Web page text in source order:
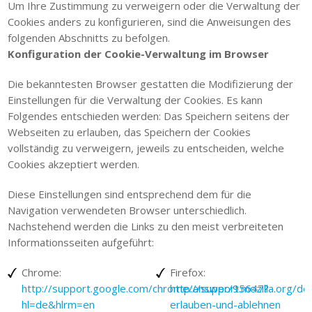
Um Ihre Zustimmung zu verweigern oder die Verwaltung der
Cookies anders zu konfigurieren, sind die Anweisungen des
folgenden Abschnitts zu befolgen.
Konfiguration der Cookie-Verwaltung im Browser
Die bekanntesten Browser gestatten die Modifizierung der
Einstellungen für die Verwaltung der Cookies. Es kann
Folgendes entschieden werden: Das Speichern seitens der
Webseiten zu erlauben, das Speichern der Cookies
vollständig zu verweigern, jeweils zu entscheiden, welche
Cookies akzeptiert werden.
Diese Einstellungen sind entsprechend dem für die
Navigation verwendeten Browser unterschiedlich.
Nachstehend werden die Links zu den meist verbreiteten
Informationsseiten aufgeführt:
Chrome:
http://support.google.com/chrome/answer/95647?
hl=de&hlrm=en
Firefox:
http://support.mozilla.org/
erlauben-und-ablehnen